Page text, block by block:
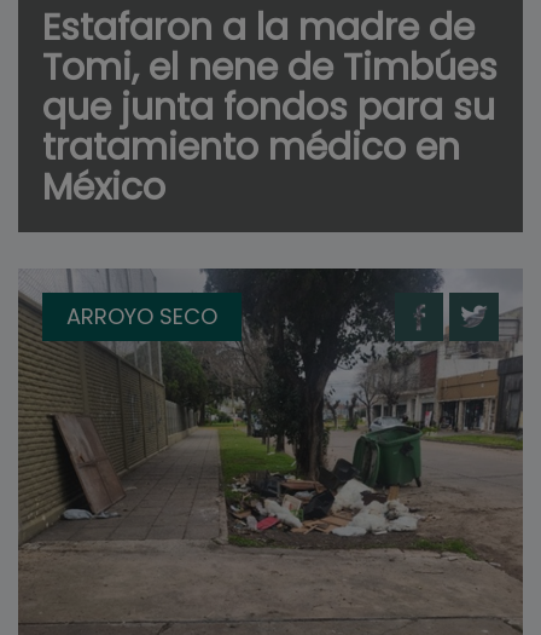
Estafaron a la madre de
Tomi, el nene de Timbúes
que junta fondos para su
tratamiento médico en
México
ARROYO SECO